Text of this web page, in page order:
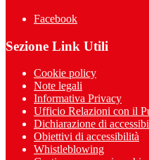
Facebook
Sezione Link Utili
Cookie policy
Note legali
Informativa Privacy
Ufficio Relazioni con il
Dichiarazione di
Obiettivi di accessibilità
Whistleblowing